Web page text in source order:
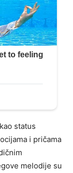
status
i pričama
melodije su